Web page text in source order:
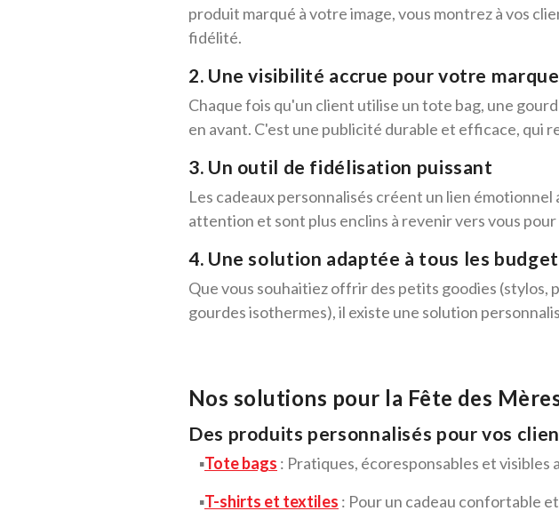
produit marqué à votre image, vous montrez à vos
fidélité.
2. Une visibilité accrue pour votre marque
Chaque fois qu'un client utilise un tote bag, une
en avant. C'est une publicité durable et efficace, qui
3. Un outil de fidélisation puissant
Les cadeaux personnalisés créent un lien
attention et sont plus enclins à revenir vers vous
4. Une solution adaptée à tous les
Que vous souhaitiez offrir des petits goodies (stylos,
gourdes isothermes), il existe une solution
Nos solutions pour la Fête des
Des produits personnalisés pour vos
▪️Tote bags : Pratiques, écoresponsables et visibles
▪️T-shirts et textiles : Pour un cadeau confortable